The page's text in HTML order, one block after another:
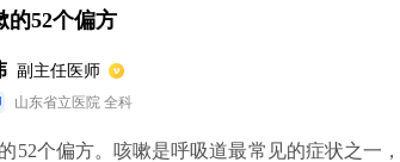
的52个偏方
副主任医师
山东省立医院 全科
52个偏方。咳嗽是呼吸道最常见的症状之一